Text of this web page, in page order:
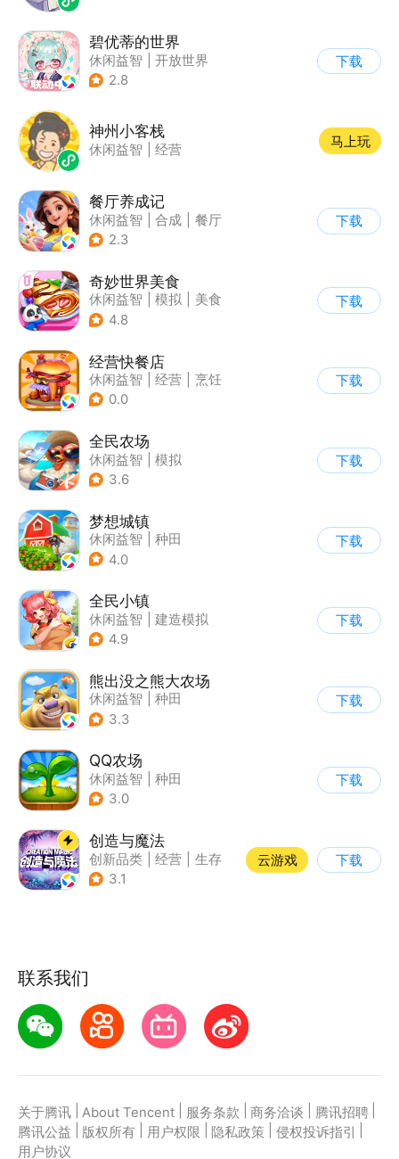
碧优蒂的世界
休闲益智
开放世界
| Q版
2.8
下载
神州小客栈
休闲益智 经营
马上玩
餐厅养成记
休闲益智 合成
餐厅
| 清新
2.3
下载
奇妙世界美食
休闲益智 模拟
美食
| 宝宝巴士
4.8
下载
经营快餐店
休闲益智 经营
烹饪
| 卡通
0.0
下载
全民农场
休闲益智
模拟
| 田园生活
3.6
下载
梦想城镇
休闲益智
种田
| 田园生活
4.0
下载
全民小镇
休闲益智
建造模拟
| 卡通
4.9
下载
熊出没之熊大农场
休闲益智
种田
| 田园生活
3.3
下载
QQ农场
休闲益智
种田
| 田园生活
3.0
下载
创造与魔法
创新品类 经营
生存
| 开放世界
3.1
云游戏 下载
联系我们
关于腾讯 About Tencent 服务条款 商务洽谈 腾讯招聘
腾讯公益
版权所有 用户权限 隐私政策 侵权投诉指引
用户协议